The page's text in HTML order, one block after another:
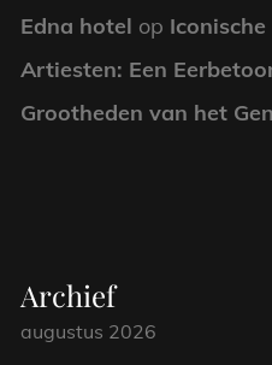
Edna hotel op Iconische
Artiesten: Een
Grootheden van het
Archief
augustus 2026